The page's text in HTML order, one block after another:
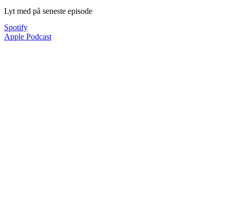
Lyt med på seneste episode
Spotify
Apple Podcast